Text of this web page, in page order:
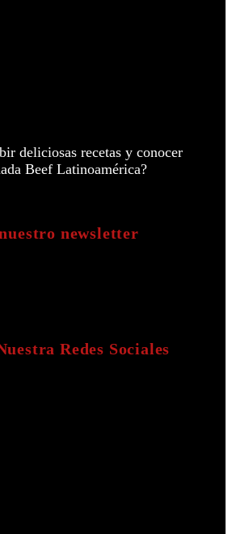
deliciosas recetas y conocer
Beef Latinoamérica?
newsletter
Redes Sociales